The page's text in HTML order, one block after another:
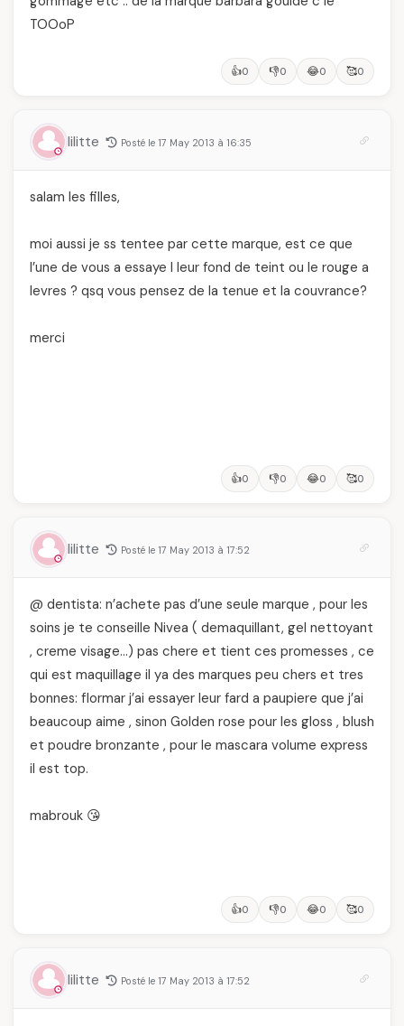
TOOoP
👍0 👎0 😂0 🥰0
lilitte Posté le 17 May 2013 à 16:35
salam les filles,
moi aussi je ss tentee par cette marque, est ce que
l’une de vous a essaye l leur fond de teint ou le rouge a
levres ? qsq vous pensez de la tenue et la couvrance?
merci
👍0 👎0 😂0 🥰0
lilitte Posté le 17 May 2013 à 17:52
@ dentista: n’achete pas d’une seule marque , pour les
soins je te conseille Nivea ( demaquillant, gel nettoyant
, creme visage…) pas chere et tient ces promesses , ce
qui est maquillage il ya des marques peu chers et tres
bonnes: flormar j’ai essayer leur fard a paupiere que j’ai
beaucoup aime , sinon Golden rose pour les gloss , blush
et poudre bronzante , pour le mascara volume express
il est top.
mabrouk 😘
👍0 👎0 😂0 🥰0
lilitte Posté le 17 May 2013 à 17:52